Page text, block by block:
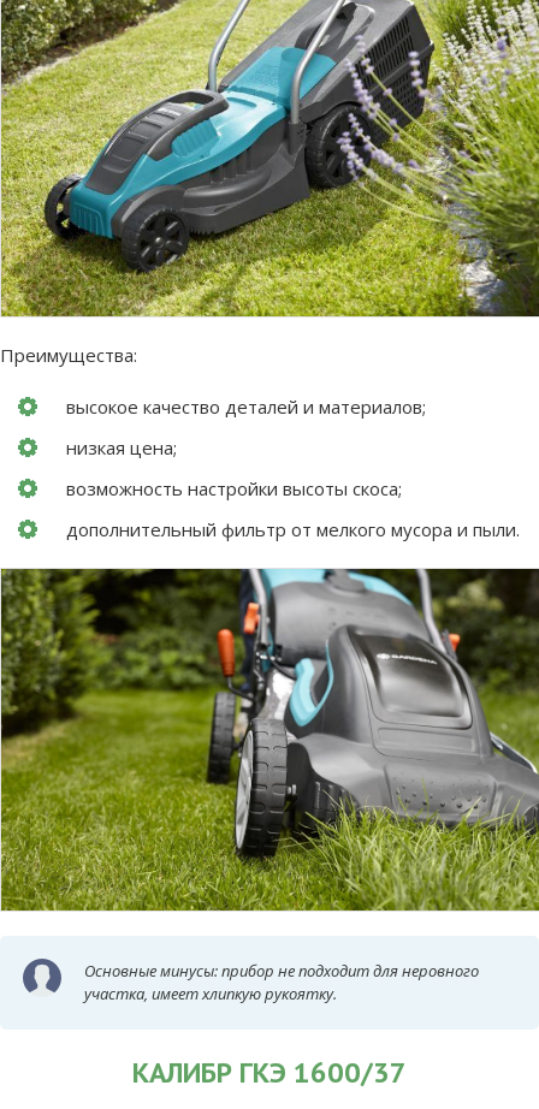
Преимущества:
высокое качество деталей и материалов;
низкая цена;
возможность настройки высоты скоса;
дополнительный фильтр от мелкого мусора и пыли.
Основные минусы: прибор не подходит для неровного
участка, имеет хлипкую рукоятку.
КАЛИБР ГКЭ 1600/37